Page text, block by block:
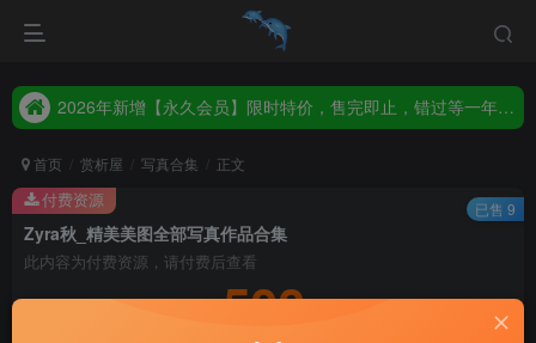
2026年新增【永久会员】限时特价，售完即止，错过等一年！！！
2026年新增【永久会员】限时特价，售完即止，错过等一年！！！
首页 赏析屋 写真合集 正文
Zyra秋_精美美图全部写真作品合集
此内容为付费资源，请付费后查看
500
付费资源 已售 9